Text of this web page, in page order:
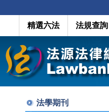
精選六法 法規查詢
法學期刊